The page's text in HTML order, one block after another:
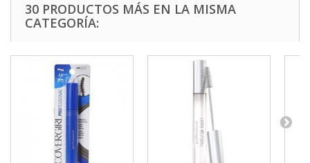
30 PRODUCTOS MÁS EN LA MISMA
CATEGORÍA: